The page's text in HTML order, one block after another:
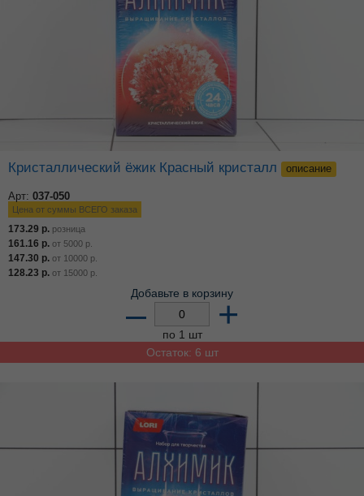
Кристаллический ёжик Красный кристалл описание
Арт: 037-050
Цена от суммы ВСЕГО заказа
173.29 р. розница
161.16 р. от 5000 р.
147.30 р. от 10000 р.
128.23 р. от 15000 р.
Добавьте в корзину
– +
по 1 шт
Остаток: 6 шт